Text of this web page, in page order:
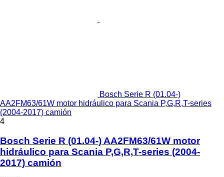
Bosch Serie R (01.04-)
AA2FM63/61W motor hidráulico para Scania P,G,R,T-series
(2004-2017) camión
4
Bosch Serie R (01.04-) AA2FM63/61W motor
hidráulico para Scania P,G,R,T-series (2004-
2017) camión